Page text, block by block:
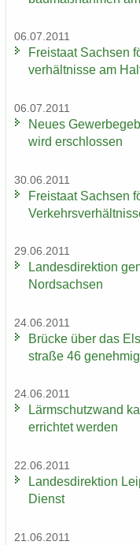
06.07.2011
Frei­staat Sach­sen
ver­hält­nis­se am
06.07.2011
Neues
wird er­schlos­sen
30.06.2011
Frei­staat Sach­sen
29.06.2011
Lan­des­di­rek­ti­on
Nord­sach­sen
24.06.2011
Brü­cke über das
stra­ße 46
24.06.2011
Lärm­schutz­wand
er­rich­tet wer­den
22.06.2011
Lan­des­di­rek­ti­on
Dienst
21.06.2011